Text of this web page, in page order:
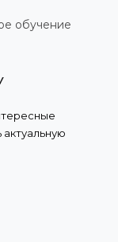
обучение